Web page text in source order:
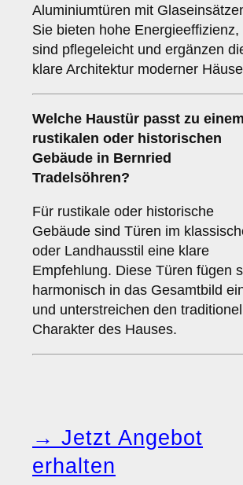
Aluminiumtüren mit
Sie bieten hohe Energieeffizienz,
sind pflegeleicht und ergänzen
klare Architektur moderner
Welche Haustür passt zu einem
rustikalen oder historischen
Gebäude in Bernried
Tradelsöhren?
Für rustikale oder historische
Gebäude sind Türen im
oder Landhausstil eine klare
Empfehlung. Diese Türen fügen
harmonisch in das Gesamtbild
und unterstreichen den
Charakter des Hauses.
→ Jetzt Angebot
erhalten